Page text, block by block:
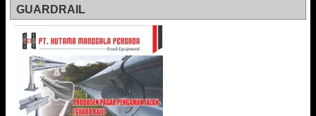
GUARDRAIL